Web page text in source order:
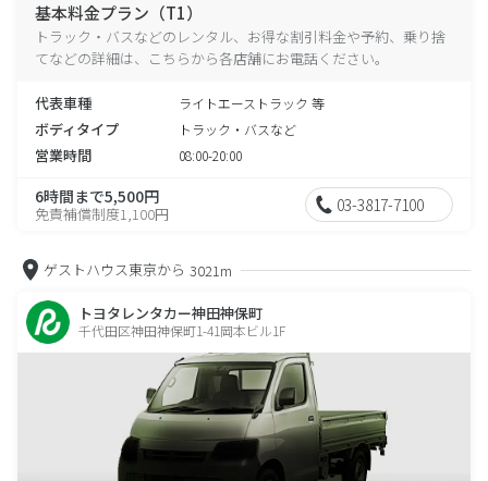
基本料金プラン（T1）
トラック・バスなどのレンタル、お得な割引料金や予約、乗り捨
てなどの詳細は、こちらから各店舗にお電話ください。
代表車種 ライトエーストラック 等
ボディタイプ トラック・バスなど
営業時間 08:00-20:00
6時間まで5,500円
免責補償制度1,100円 03-3817-7100
ゲストハウス東京から 3021m
トヨタレンタカー神田神保町
千代田区神田神保町1-41岡本ビル1F